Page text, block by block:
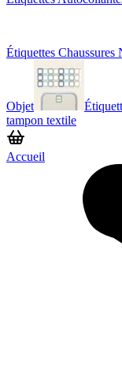
Étiquettes Chaussures
Objet
tampon textile
Accueil